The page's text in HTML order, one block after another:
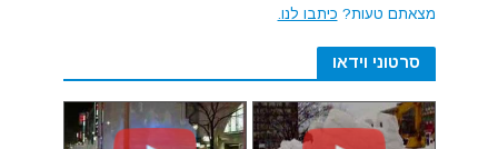
מצאתם טעות? כיתבו לנו.
סרטוני וידאו